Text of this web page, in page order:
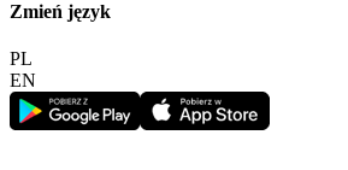
Zmień język
PL
EN